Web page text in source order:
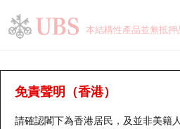
本結構性產品並無抵押
免責聲明（香港）
請確認閣下為香港居民，及並非美籍
認股證分析儀
表現 街貨統計 比較
瑞銀認股證一覽
新發行瑞銀認股證
街貨統計
比較
牛熊全景快搜
牛熊證搜尋
街貨統計
比較
十大升幅/跌幅
十大認股證成交分佈
正股分析儀
二十大活躍股份
持股比重
顯示所有持股比重
每月輪證大市專題
輪證專欄